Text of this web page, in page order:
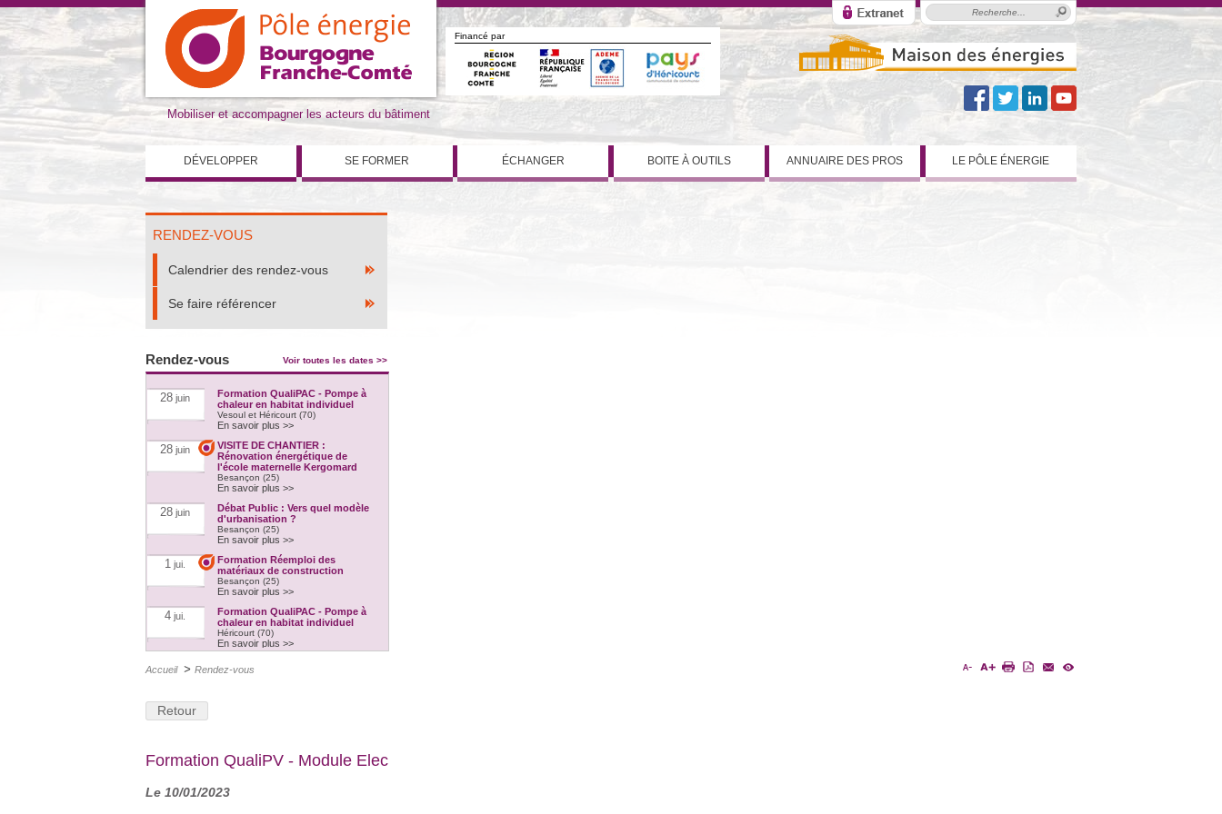
Mobiliser et accompagner les acteurs du bâtiment
Financé par
DÉVELOPPER SE FORMER ÉCHANGER BOITE À OUTILS ANNUAIRE DES PROS LE PÔLE ÉNERGIE
RENDEZ-VOUS
Calendrier des rendez-vous
Se faire référencer
Rendez-vous Voir toutes les dates >>
28 juin
Formation QualiPAC - Pompe à
chaleur en habitat individuel
Vesoul et Héricourt (70)
En savoir plus >>
28 juin
VISITE DE CHANTIER :
Rénovation énergétique de
l'école maternelle Kergomard
Besançon (25)
En savoir plus >>
28 juin
Débat Public : Vers quel modèle
d'urbanisation ?
Besançon (25)
En savoir plus >>
1 jui.
Formation Réemploi des
matériaux de construction
Besançon (25)
En savoir plus >>
4 jui.
Formation QualiPAC - Pompe à
chaleur en habitat individuel
Héricourt (70)
En savoir plus >>
4 jui.
Eau
6 jui.
6 jui.
Les RDV du Bâtiment de
l'Artisanat spécial DÉCHETS DE
Crissey (71)
Accueil > Rendez-vous
Retour
Formation QualiPV - Module Elec
Le 10/01/2023